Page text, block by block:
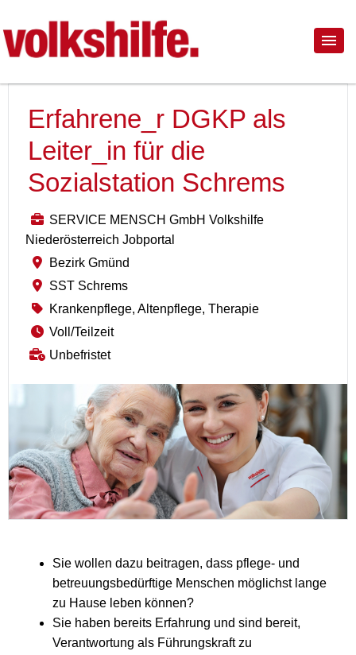
Erfahrene_r DGKP als
Leiter_in für die
Sozialstation Schrems
SERVICE MENSCH GmbH Volkshilfe
Niederösterreich Jobportal
Bezirk Gmünd
SST Schrems
Krankenpflege, Altenpflege, Therapie
Voll/Teilzeit
Unbefristet
Sie wollen dazu beitragen, dass pflege- und
betreuungsbedürftige Menschen möglichst lange
zu Hause leben können?
Sie haben bereits Erfahrung und sind bereit,
Verantwortung als Führungskraft zu